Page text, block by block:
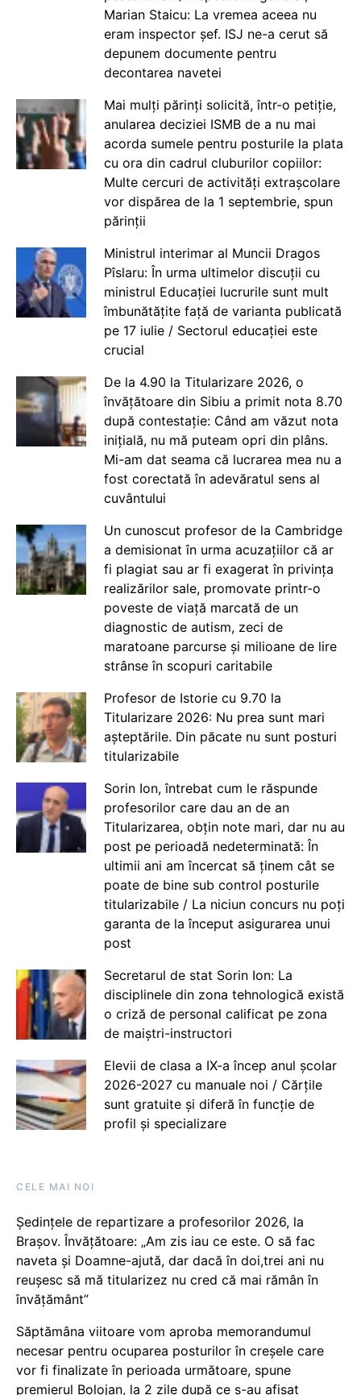
Marian Staicu: La vremea aceea nu
eram inspector șef. ISJ ne-a cerut să
depunem documente pentru
decontarea navetei
Mai mulți părinți solicită, într-o petiție,
anularea deciziei ISMB de a nu mai
acorda sumele pentru posturile la plata
cu ora din cadrul cluburilor copiilor:
Multe cercuri de activități extrașcolare
vor dispărea de la 1 septembrie, spun
părinții
Ministrul interimar al Muncii Dragos
Pîslaru: În urma ultimelor discuții cu
ministrul Educației lucrurile sunt mult
îmbunătățite față de varianta publicată
pe 17 iulie / Sectorul educației este
crucial
De la 4.90 la Titularizare 2026, o
învățătoare din Sibiu a primit nota 8.70
după contestație: Când am văzut nota
inițială, nu mă puteam opri din plâns.
Mi-am dat seama că lucrarea mea nu a
fost corectată în adevăratul sens al
cuvântului
Un cunoscut profesor de la Cambridge
a demisionat în urma acuzațiilor că ar
fi plagiat sau ar fi exagerat în privința
realizărilor sale, promovate printr-o
poveste de viață marcată de un
diagnostic de autism, zeci de
maratoane parcurse și milioane de lire
strânse în scopuri caritabile
Profesor de Istorie cu 9.70 la
Titularizare 2026: Nu prea sunt mari
așteptările. Din păcate nu sunt posturi
titularizabile
Sorin Ion, întrebat cum le răspunde
profesorilor care dau an de an
Titularizarea, obțin note mari, dar nu au
post pe perioadă nedeterminată: În
ultimii ani am încercat să ținem cât se
poate de bine sub control posturile
titularizabile / La niciun concurs nu poți
garanta de la început asigurarea unui
post
Secretarul de stat Sorin Ion: La
disciplinele din zona tehnologică există
o criză de personal calificat pe zona
de maiștri-instructori
Elevii de clasa a IX-a încep anul școlar
2026-2027 cu manuale noi / Cărțile
sunt gratuite și diferă în funcție de
profil și specializare
CELE MAI NOI
Ședințele de repartizare a profesorilor 2026, la
Brașov. Învățătoare: „Am zis iau ce este. O să fac
naveta și Doamne-ajută, dar dacă în doi,trei ani nu
reușesc să mă titularizez nu cred că mai rămân în
învățământ”
Săptămâna viitoare vom aproba memorandumul
necesar pentru ocuparea posturilor în creșele care
vor fi finalizate în perioada următoare, spune
premierul Bolojan, la 2 zile după ce s-au afișat